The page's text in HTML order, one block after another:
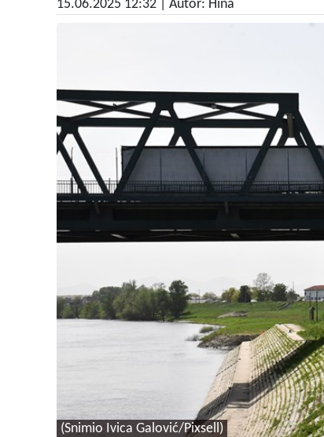
15.06.2025 12:32 | Autor: Hina
(Snimio Ivica Galović/Pixsell)